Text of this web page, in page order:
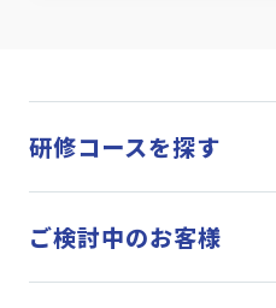
研修コースを探す
ご検討中のお客様